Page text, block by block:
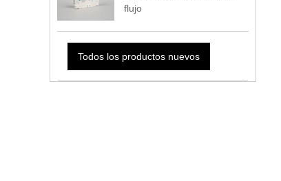
flujo
Todos los productos nuevos